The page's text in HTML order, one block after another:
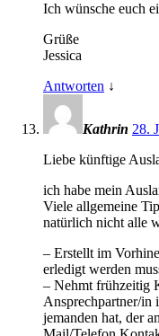
Ich wünsche euch
Grüße
Jessica
Antworten ↓
Kathrin 28.
Liebe künftige
ich habe mein
Viele allgemeine
natürlich nicht alle
– Erstellt im
erledigt werden
– Nehmt frühzeitig
Ansprechpartner/in
jemanden hat, der